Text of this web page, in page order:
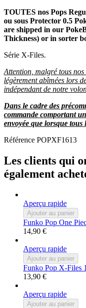
TOUTES nos Pops
ou sous Protector 0.5
are shipped in our
Thickness) or in sorter
Série X-Files.
Attention, malgré tous nos
légèrement abîmées lors
indépendant de notre
Dans le cadre des
commande comportant
envoyée que lorsque
Référence POPXF1613
Les clients qui
également
Aperçu rapide
Ajouter au panier
Funko Pop One
14,90 €
Aperçu rapide
Ajouter au panier
Funko Pop X-Files
13,90 €
Aperçu rapide
Ajouter au panier